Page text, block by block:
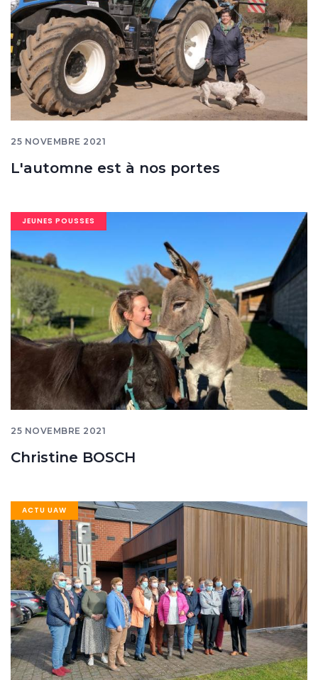
25 NOVEMBRE 2021
L'automne est à nos portes
JEUNES POUSSES
Image
25 NOVEMBRE 2021
Christine BOSCH
ACTU UAW
Image
banner